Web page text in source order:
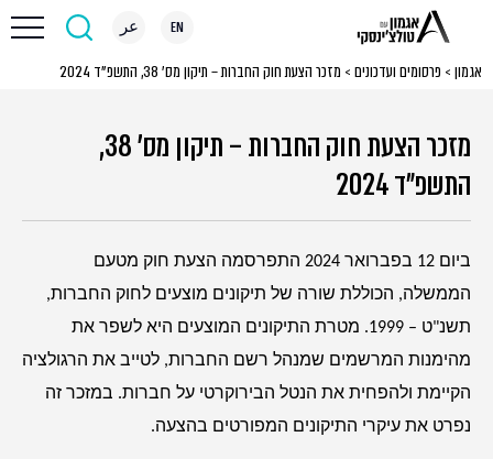
EN عر
אגמון > פרסומים ועדכונים > מזכר הצעת חוק החברות – תיקון מס’ 38, התשפ”ד 2024
מזכר הצעת חוק החברות – תיקון מס' 38,
התשפ"ד 2024
ביום 12 בפברואר 2024 התפרסמה הצעת חוק מטעם
הממשלה, הכוללת שורה של תיקונים מוצעים לחוק החברות,
תשנ"ט – 1999. מטרת התיקונים המוצעים היא לשפר את
מהימנות המרשמים שמנהל רשם החברות, לטייב את הרגולציה
הקיימת ולהפחית את הנטל הבירוקרטי על חברות. במזכר זה
נפרט את עיקרי התיקונים המפורטים בהצעה.